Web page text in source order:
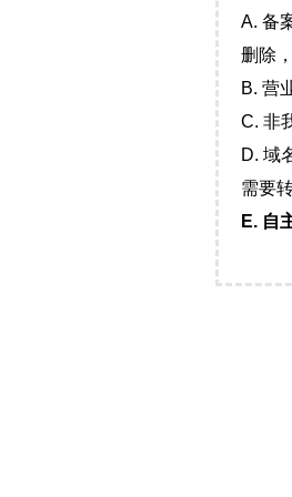
A. 备
删除
B. 营
C. 非
D. 域
需要
E. 自